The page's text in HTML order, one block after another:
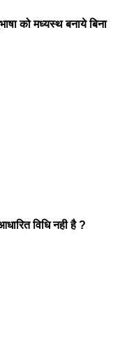
को मध्यस्थ बनाये बिना
विधि नही है ?